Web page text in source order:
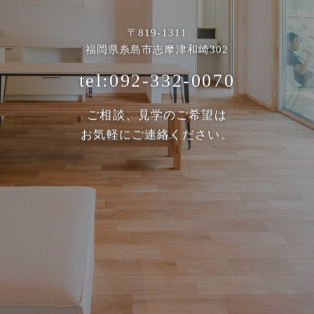
〒819-1311
福岡県糸島市志摩津和崎302
tel:092-332-0070
ご相談、見学のご希望は
お気軽にご連絡ください。